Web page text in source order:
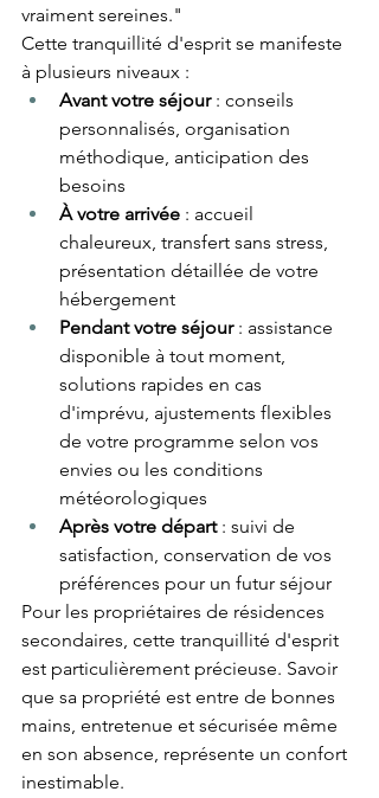
vraiment sereines."
Cette tranquillité d'esprit se manifeste
à plusieurs niveaux :
Avant votre séjour : conseils
personnalisés, organisation
méthodique, anticipation des
besoins
À votre arrivée : accueil
chaleureux, transfert sans stress,
présentation détaillée de votre
hébergement
Pendant votre séjour : assistance
disponible à tout moment,
solutions rapides en cas
d'imprévu, ajustements flexibles
de votre programme selon vos
envies ou les conditions
météorologiques
Après votre départ : suivi de
satisfaction, conservation de vos
préférences pour un futur séjour
Pour les propriétaires de résidences
secondaires, cette tranquillité d'esprit
est particulièrement précieuse. Savoir
que sa propriété est entre de bonnes
mains, entretenue et sécurisée même
en son absence, représente un confort
inestimable.